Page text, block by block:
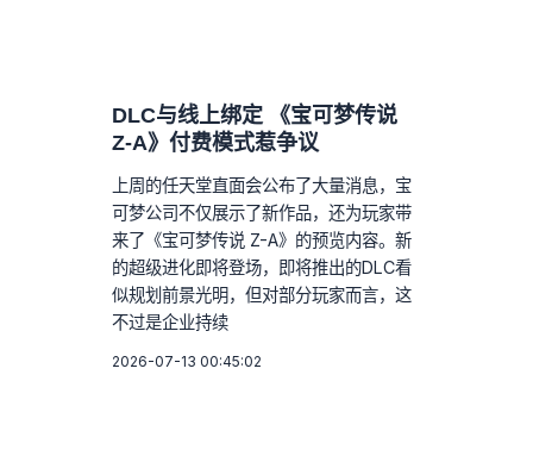
DLC与线上绑定 《宝可梦传说
Z-A》付费模式惹争议
上周的任天堂直面会公布了大量消息，宝
可梦公司不仅展示了新作品，还为玩家带
来了《宝可梦传说 Z-A》的预览内容。新
的超级进化即将登场，即将推出的DLC看
似规划前景光明，但对部分玩家而言，这
不过是企业持续
2026-07-13 00:45:02